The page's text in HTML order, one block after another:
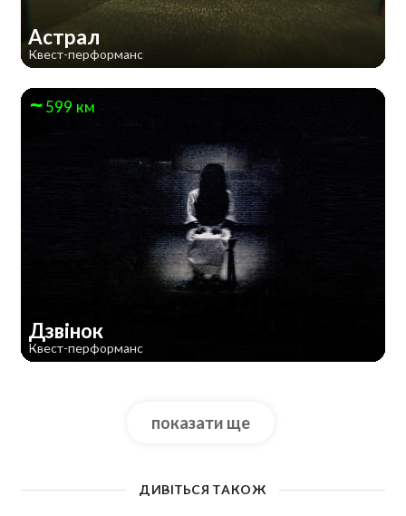
Астрал
Квест-перформанс
599 км
Дзвінок
Квест-перформанс
показати ще
ДИВІТЬСЯ ТАКОЖ